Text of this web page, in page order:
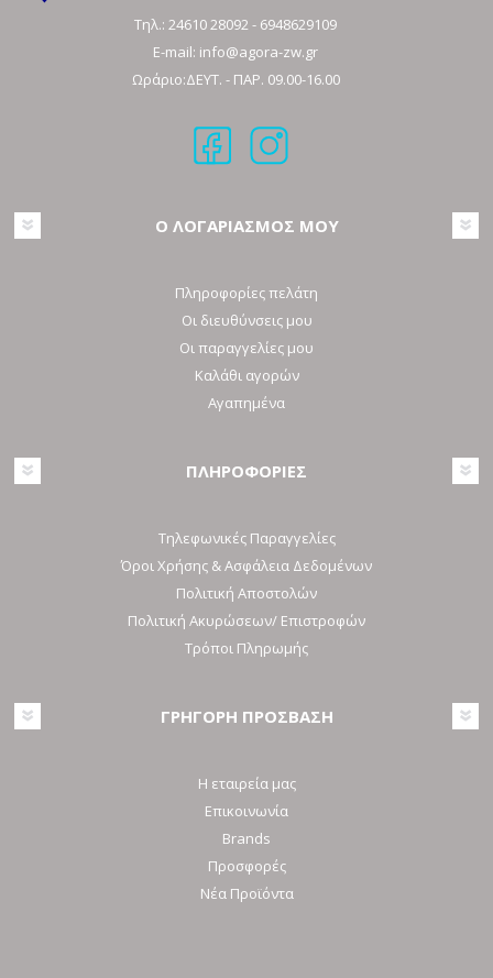
Τηλ.: 24610 28092 - 6948629109
E-mail: info@agora-zw.gr
Ωράριο:ΔΕΥΤ. - ΠΑΡ. 09.00-16.00
Ο ΛΟΓΑΡΙΑΣΜΟΣ ΜΟΥ
Πληροφορίες πελάτη
Οι διευθύνσεις μου
Οι παραγγελίες μου
Καλάθι αγορών
Αγαπημένα
ΠΛΗΡΟΦΟΡΙΕΣ
Τηλεφωνικές Παραγγελίες
Όροι Χρήσης & Ασφάλεια Δεδομένων
Πολιτική Αποστολών
Πολιτική Ακυρώσεων/ Επιστροφών
Τρόποι Πληρωμής
ΓΡΗΓΟΡΗ ΠΡΟΣΒΑΣΗ
Η εταιρεία μας
Επικοινωνία
Brands
Προσφορές
Νέα Προϊόντα